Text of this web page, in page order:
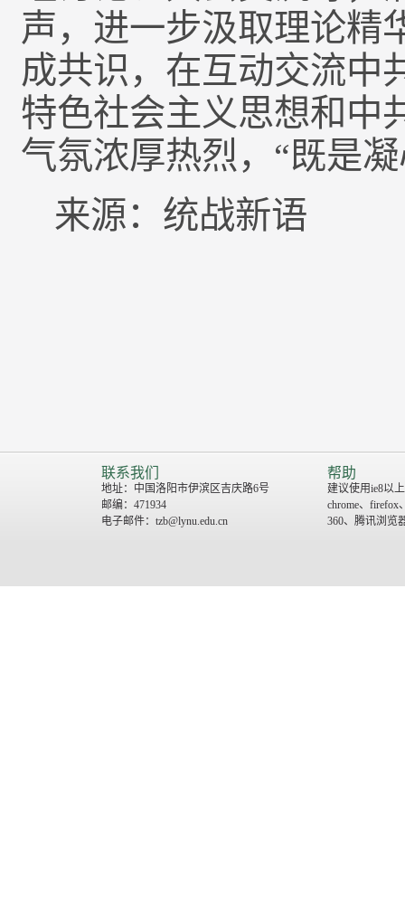
声，进一步汲取理论精
成共识，在互动交流中
特色社会主义思想和中
气氛浓厚热烈，“既是
来源：统战新语
联系我们
地址：中国洛阳市伊滨区吉庆路6号
邮编：471934
电子邮件：tzb@lynu.edu.cn
帮助
建议使用ie8以上
chrome、firefox
360、腾讯浏览